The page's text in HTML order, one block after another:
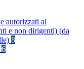
autorizzati ai
e non dirigenti) (da
8
6